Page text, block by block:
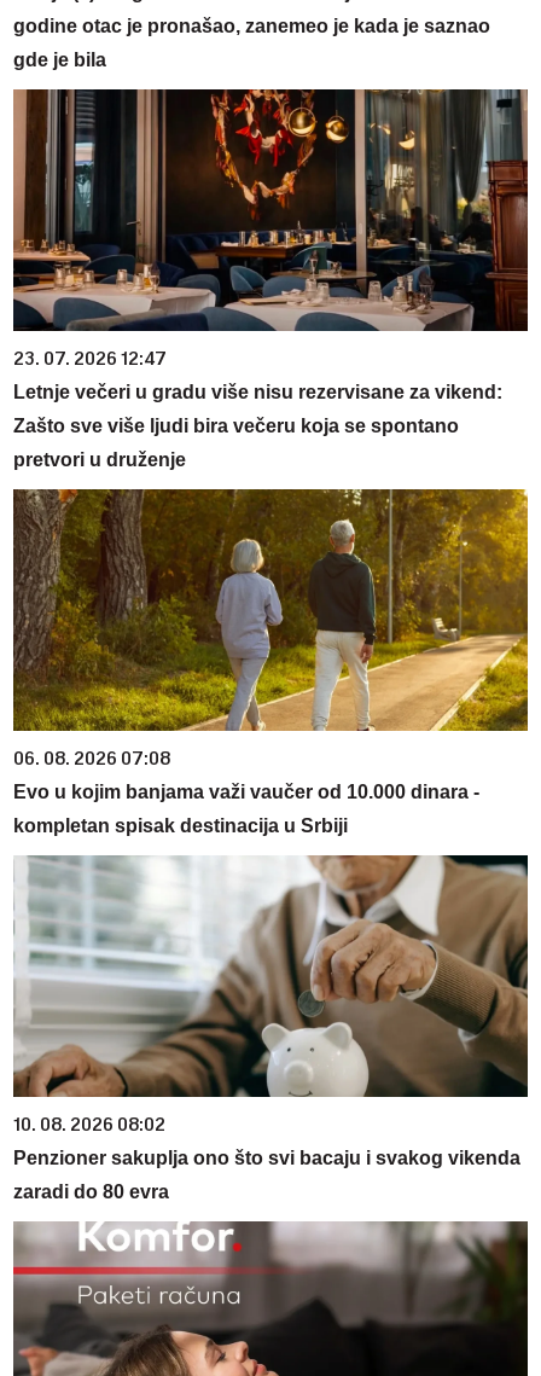
godine otac je pronašao, zanemeo je kada je saznao
gde je bila
23. 07. 2026 12:47
Letnje večeri u gradu više nisu rezervisane za vikend:
Zašto sve više ljudi bira večeru koja se spontano
pretvori u druženje
06. 08. 2026 07:08
Evo u kojim banjama važi vaučer od 10.000 dinara -
kompletan spisak destinacija u Srbiji
10. 08. 2026 08:02
Penzioner sakuplja ono što svi bacaju i svakog vikenda
zaradi do 80 evra